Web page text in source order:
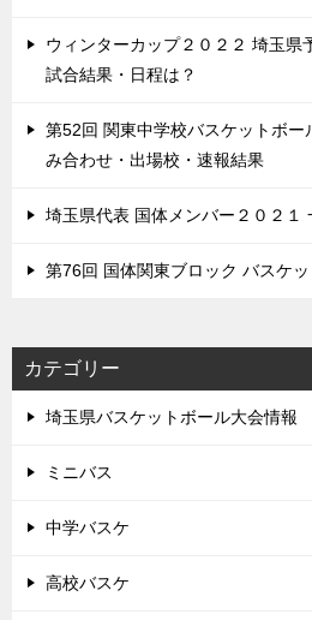
ウィンターカップ２０２２ 埼玉県
試合結果・日程は？
第52回 関東中学校バスケットボ
み合わせ・出場校・速報結果
埼玉県代表 国体メンバー２０２
第76回 国体関東ブロック バスケ
カテゴリー
埼玉県バスケットボール大会情報
ミニバス
中学バスケ
高校バスケ